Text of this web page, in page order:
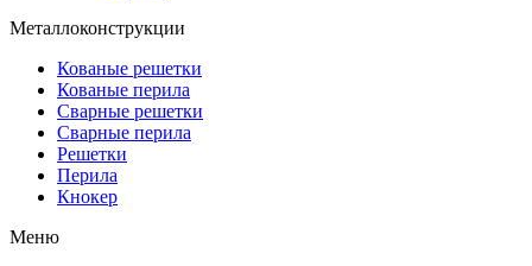
Металлоконструкции
Кованые решетки
Кованые перила
Сварные решетки
Сварные перила
Решетки
Перила
Кнокер
Меню